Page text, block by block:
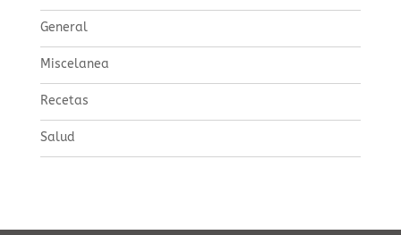
General
Miscelanea
Recetas
Salud